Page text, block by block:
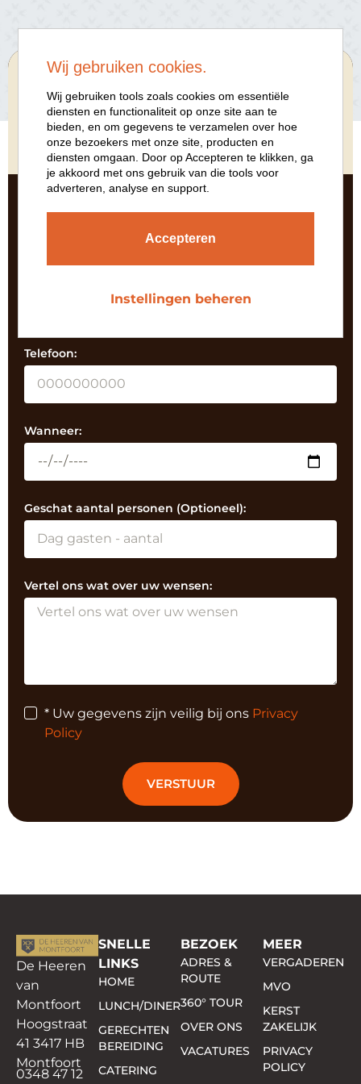
PLAN EEN BEZOEK
Telefoon:
Wanneer:
Geschat aantal personen (Optioneel):
Vertel ons wat over uw wensen:
* Uw gegevens zijn veilig bij ons Privacy
Policy
VERSTUUR
De Heeren
van
Montfoort
Hoogstraat
41 3417 HB
Montfoort
0348 47 12
SNELLE
LINKS
HOME
LUNCH/DINER
GERECHTEN
BEREIDING
CATERING
BEZOEK
ADRES &
ROUTE
360° TOUR
OVER ONS
VACATURES
MEER
VERGADEREN
MVO
KERST
ZAKELIJK
PRIVACY
POLICY
Wij gebruiken cookies.
Wij gebruiken tools zoals cookies om essentiële
diensten en functionaliteit op onze site aan te
bieden, en om gegevens te verzamelen over hoe
onze bezoekers met onze site, producten en
diensten omgaan. Door op Accepteren te klikken, ga
je akkoord met ons gebruik van die tools voor
adverteren, analyse en support.
Accepteren
Instellingen beheren